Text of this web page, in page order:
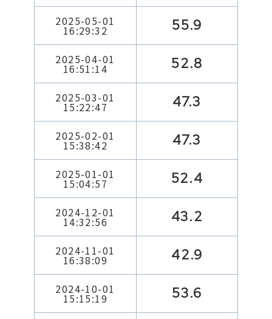
2025-05-01
16:29:32 55.9
2025-04-01
16:51:14 52.8
2025-03-01
15:22:47 47.3
2025-02-01
15:38:42 47.3
2025-01-01
15:04:57 52.4
2024-12-01
14:32:56 43.2
2024-11-01
16:38:09 42.9
2024-10-01
15:15:19 53.6